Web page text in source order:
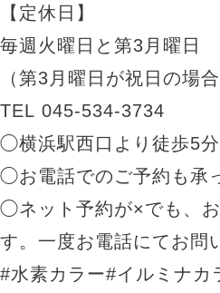
【定休日】
毎週火曜日と第3月曜日
（第3月曜日が祝日の場
TEL 045-534-3734
◯横浜駅西口より徒歩5分
◯お電話でのご予約も承
◯ネット予約が×でも、
す。一度お電話にてお問
#水素カラー#イルミナ